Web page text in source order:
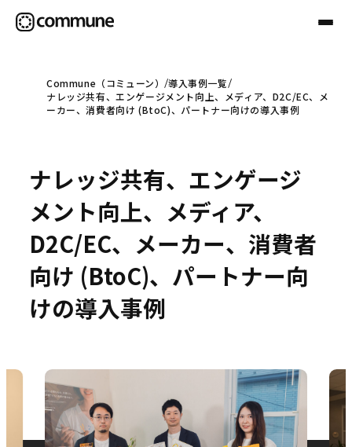
Communeについて
事例
セミナー
お問い合わせ
Commune（コミューン）
導入事例一覧
ナレッジ共有、エンゲージメント向上、メディア、D2C/EC、メ
ーカー、消費者向け (BtoC)、パートナー向けの導入事例
ナレッジ共有、エンゲージ
メント向上、メディア、
D2C/EC、メーカー、消費者
向け (BtoC)、パートナー向
けの導入事例